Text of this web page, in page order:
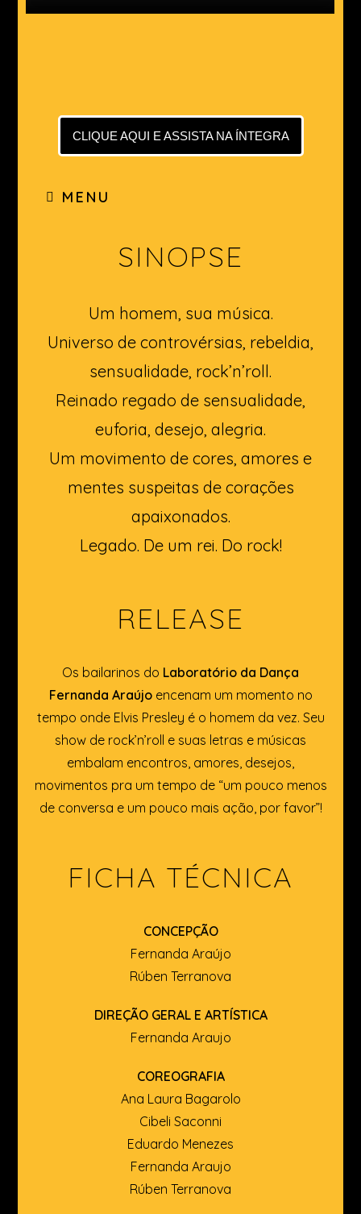
CLIQUE AQUI E ASSISTA NA ÍNTEGRA
MENU
SINOPSE
Um homem, sua música.
Universo de controvérsias, rebeldia,
sensualidade, rock’n’roll.
Reinado regado de sensualidade,
euforia, desejo, alegria.
Um movimento de cores, amores e
mentes suspeitas de corações
apaixonados.
Legado. De um rei. Do rock!
RELEASE
Os bailarinos do Laboratório da Dança
Fernanda Araújoencenam um momento no
tempo onde Elvis Presley é o homem da vez. Seu
show de rock’n’roll e suas letras e músicas
embalam encontros, amores, desejos,
movimentos pra um tempo de “um pouco menos
de conversa e um pouco mais ação, por favor”!
FICHA TÉCNICA
CONCEPÇÃO
Fernanda Araújo
Rúben Terranova
DIREÇÃO GERAL E ARTÍSTICA
Fernanda Araujo
COREOGRAFIA
Ana Laura Bagarolo
Cibeli Saconni
Eduardo Menezes
Fernanda Araujo
Rúben Terranova